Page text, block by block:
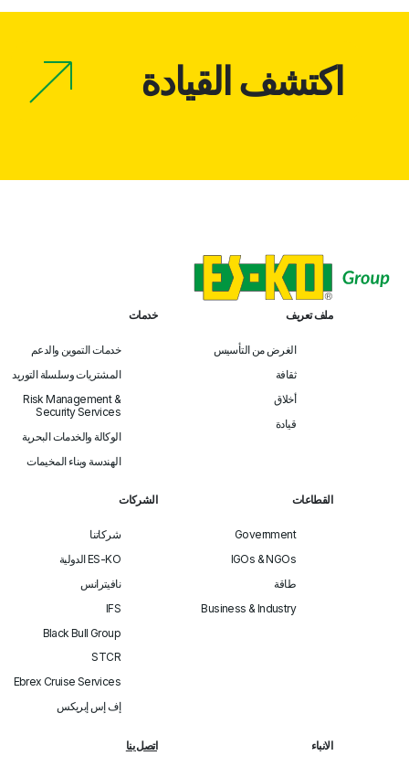
اكتشف القيادة
ملف تعريف
الغرض من التأسيس
ثقافة
أخلاق
قيادة
خدمات
خدمات التموين والدعم
المشتريات وسلسلة التوريد
Risk Management &
Security Services
الوكالة والخدمات البحرية
الهندسة وبناء المخيمات
القطاعات
Government
IGOs & NGOs
طاقة
Business & Industry
الشركات
شركاتنا
ES-KO الدولية
نافيترانس
IFS
Black Bull Group
STCR
Ebrex Cruise Services
إف إس إبريكس
الانباء اتصل بنا